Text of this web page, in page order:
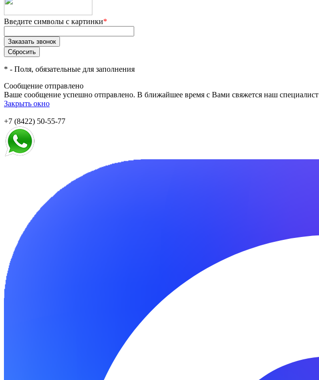
Введите символы с картинки*
* - Поля, обязательные для заполнения
Сообщение отправлено
Ваше сообщение успешно отправлено. В ближайшее время с Вами свяжется наш специалист
Закрыть окно
+7 (8422) 50-55-77